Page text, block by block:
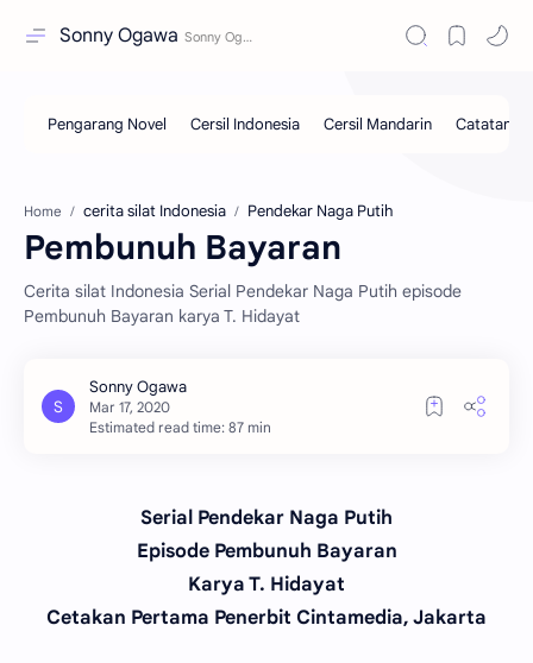
Sonny Ogawa
Home cerita silat Indonesia Pendekar Naga Putih
Pembunuh Bayaran
Cerita silat Indonesia Serial Pendekar Naga Putih episode
Pembunuh Bayaran karya T. Hidayat
Estimated read time: 87 min
Serial Pendekar Naga Putih
Episode Pembunuh Bayaran
Karya T. Hidayat
Cetakan Pertama Penerbit Cintamedia, Jakarta